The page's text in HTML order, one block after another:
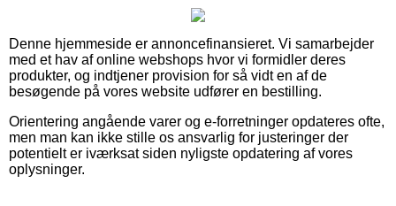
Denne hjemmeside er annoncefinansieret. Vi samarbejder
med et hav af online webshops hvor vi formidler deres
produkter, og indtjener provision for så vidt en af de
besøgende på vores website udfører en bestilling.
Orientering angående varer og e-forretninger opdateres ofte,
men man kan ikke stille os ansvarlig for justeringer der
potentielt er iværksat siden nyligste opdatering af vores
oplysninger.